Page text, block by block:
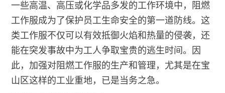
一些高温、高压或化学品多发的工作环境中，阻燃
工作服成为了保护员工生命安全的第一道防线。这
类工作服不仅可以有效抵御火焰和热量的侵袭，还
能在突发事故中为工人争取宝贵的逃生时间。因
此，加强对阻燃工作服的生产和管理，尤其是在宝
山区这样的工业重地，已是当务之急。